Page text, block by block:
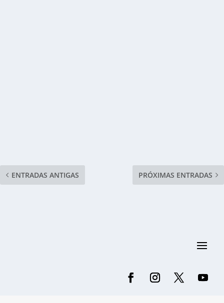
ENTRADAS ANTIGAS PRÓXIMAS ENTRADAS